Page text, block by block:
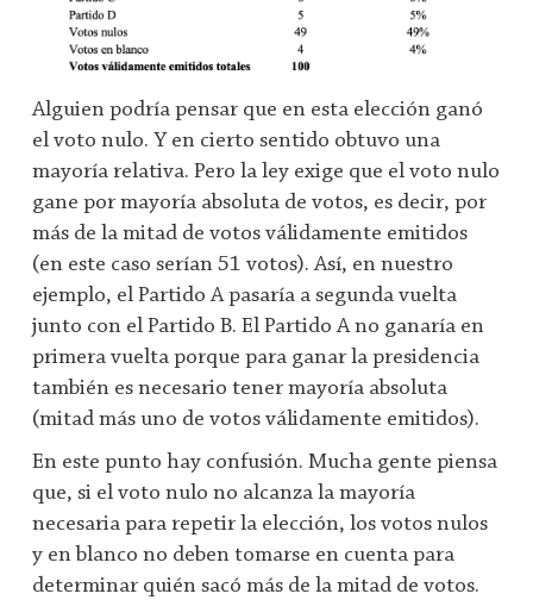
Alguien podría pensar que en esta elección ganó
el voto nulo. Y en cierto sentido obtuvo una
mayoría relativa. Pero la ley exige que el voto nulo
gane por mayoría absoluta de votos, es decir, por
más de la mitad de votos válidamente emitidos
(en este caso serían 51 votos). Así, en nuestro
ejemplo, el Partido A pasaría a segunda vuelta
junto con el Partido B. El Partido A no ganaría en
primera vuelta porque para ganar la presidencia
también es necesario tener mayoría absoluta
(mitad más uno de votos válidamente emitidos).
En este punto hay confusión. Mucha gente piensa
que, si el voto nulo no alcanza la mayoría
necesaria para repetir la elección, los votos nulos
y en blanco no deben tomarse en cuenta para
determinar quién sacó más de la mitad de votos.